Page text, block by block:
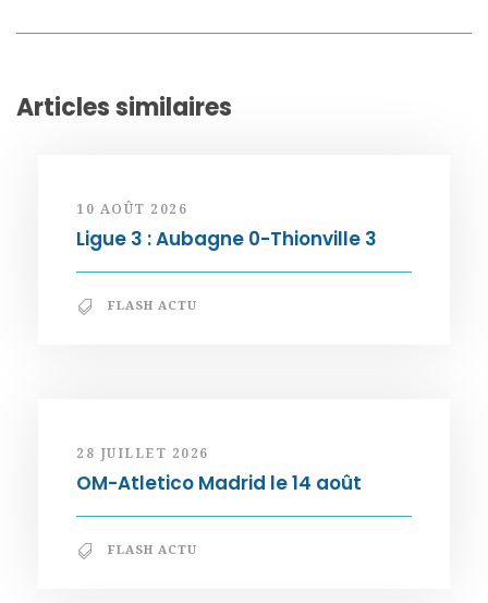
Articles similaires
10 AOÛT 2026
Ligue 3 : Aubagne 0-Thionville 3
FLASH ACTU
28 JUILLET 2026
OM-Atletico Madrid le 14 août
FLASH ACTU